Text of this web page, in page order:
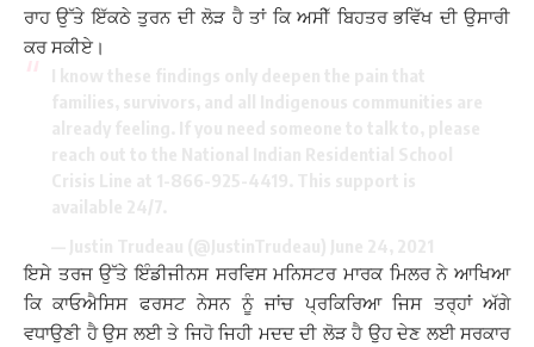
ਰਾਹ ਉੱਤੇ ਇੱਕਠੇ ਤੁਰਨ ਦੀ ਲੋੜ ਹੈ ਤਾਂ ਕਿ ਅਸੀੱ ਬਿਹਤਰ ਭਵਿੱਖ ਦੀ ਉਸਾਰੀ
ਕਰ ਸਕੀਏ।
ਇਸੇ ਤਰਜ ਉੱਤੇ ਇੰਡੀਜੀਨਸ ਸਰਵਿਸ ਮਨਿਸਟਰ ਮਾਰਕ ਮਿਲਰ ਨੇ ਆਖਿਆ
ਕਿ ਕਾਓਐਸਿਸ ਫਰਸਟ ਨੇਸਨ ਨੂੰ ਜਾਂਚ ਪ੍ਰਕਿਰਿਆ ਜਿਸ ਤਰ੍ਹਾਂ ਅੱਗੇ
ਵਧਾਉਣੀ ਹੈ ਉਸ ਲਈ ਤੇ ਜਿਹੋ ਜਿਹੀ ਮਦਦ ਦੀ ਲੋੜ ਹੈ ਉਹ ਦੇਣ ਲਈ ਸਰਕਾਰ